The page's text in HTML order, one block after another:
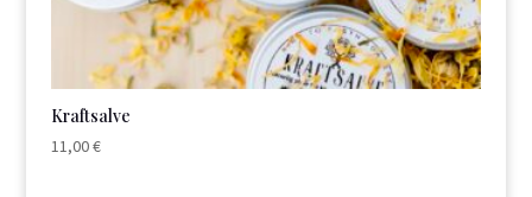
Kraftsalve
11,00€